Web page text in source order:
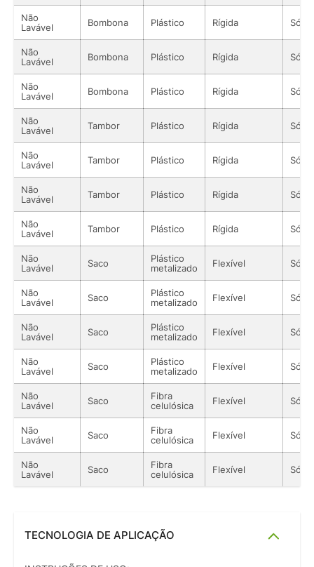
Não
Lavável
Bombona Plástico Rígida
Não
Lavável
Bombona Plástico Rígida
Não
Lavável
Bombona Plástico Rígida
Não
Lavável
Tambor Plástico Rígida
Não
Lavável
Tambor Plástico Rígida
Não
Lavável
Tambor Plástico Rígida
Não
Lavável
Tambor Plástico Rígida
Não
Lavável
Saco
Plástico
metalizado
Flexível
Não
Lavável
Saco
Plástico
metalizado
Flexível
Não
Lavável
Saco
Plástico
metalizado
Flexível
Não
Lavável
Saco
Plástico
metalizado
Flexível
Não
Lavável
Saco
Fibra
celulósica
Flexível
Não
Lavável
Saco
Fibra
celulósica
Flexível
Não
Lavável
Saco
Fibra
celulósica
Flexível
TECNOLOGIA DE APLICAÇÃO